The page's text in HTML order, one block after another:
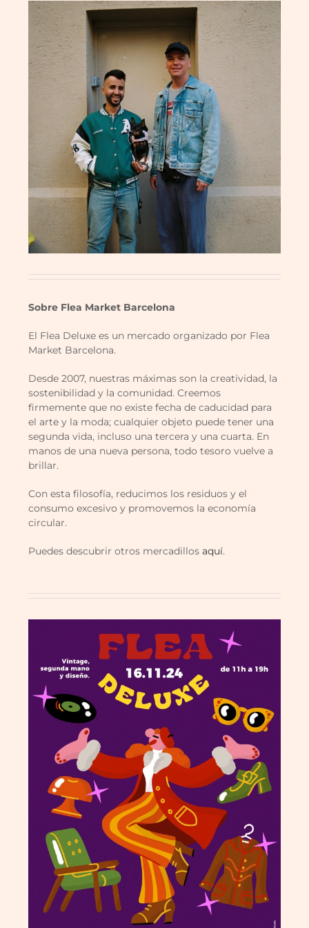
Sobre Flea Market Barcelona
El Flea Deluxe es un mercado organizado por Flea
Market Barcelona.
Desde 2007, nuestras máximas son la creatividad, la
sostenibilidad y la comunidad. Creemos
firmemente que no existe fecha de caducidad para
el arte y la moda; cualquier objeto puede tener una
segunda vida, incluso una tercera y una cuarta. En
manos de una nueva persona, todo tesoro vuelve a
brillar.
Con esta filosofía, reducimos los residuos y el
consumo excesivo y promovemos la economía
circular.
Puedes descubrir otros mercadillosaquí.